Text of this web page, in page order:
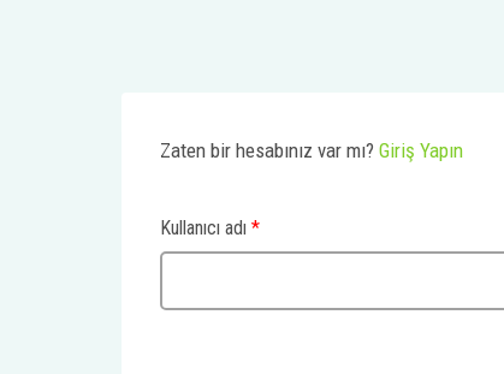
Zaten bir hesabınız var mı? Giriş Yapın
Kullanıcı adı *